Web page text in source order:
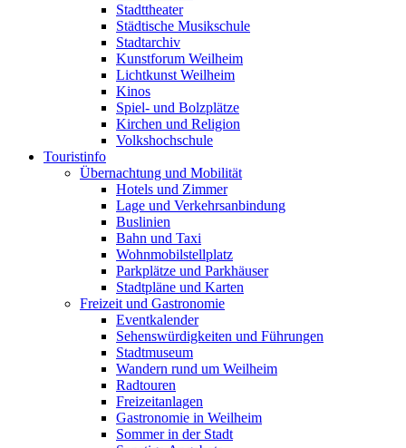
Stadttheater
Städtische Musikschule
Stadtarchiv
Kunstforum Weilheim
Lichtkunst Weilheim
Kinos
Spiel- und Bolzplätze
Kirchen und Religion
Volkshochschule
Touristinfo
Übernachtung und Mobilität
Hotels und Zimmer
Lage und Verkehrsanbindung
Buslinien
Bahn und Taxi
Wohnmobilstellplatz
Parkplätze und Parkhäuser
Stadtpläne und Karten
Freizeit und Gastronomie
Eventkalender
Sehenswürdigkeiten und Führungen
Stadtmuseum
Wandern rund um Weilheim
Radtouren
Freizeitanlagen
Gastronomie in Weilheim
Sommer in der Stadt